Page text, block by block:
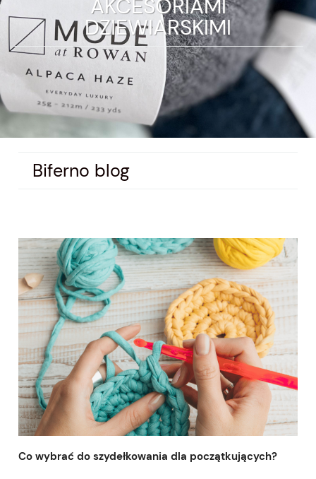
AKCESORIAMI
DZIEWIARSKIMI
Biferno blog
Co wybrać do szydełkowania dla początkujących?